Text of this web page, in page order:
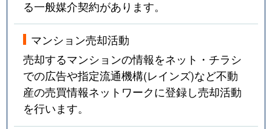
る一般媒介契約があります。
マンション売却活動
売却するマンションの情報をネット・チラシ
での広告や指定流通機構(レインズ)など不動
産の売買情報ネットワークに登録し売却活動
を行います。